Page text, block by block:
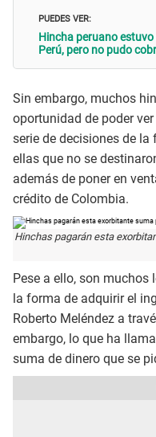
PUEDES VER:
Hincha peruano
Perú, pero no pudo
Sin embargo, muchos
oportunidad de poder
serie de decisiones de
ellas que no se
además de poner en
crédito de Colombia.
Hinchas pagarán esta
Pese a ello, son
la forma de adquirir el
Roberto Meléndez a
embargo, lo que ha
suma de dinero que se